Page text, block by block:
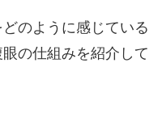
のように感じてい
の仕組みを紹介して